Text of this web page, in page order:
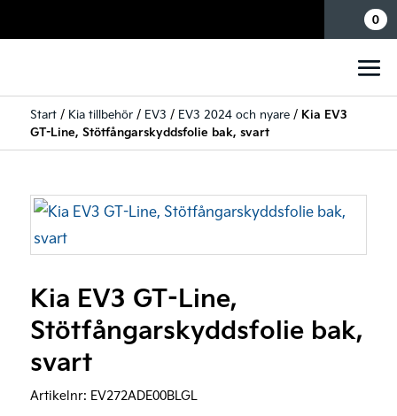
0
Start/ Kia tillbehör/ EV3 / EV3 2024 och nyare/ Kia EV3
GT-Line, Stötfångarskyddsfolie bak, svart
Kia EV3 GT-Line,
Stötfångarskyddsfolie bak,
svart
Artikelnr: EV272ADE00BLGL